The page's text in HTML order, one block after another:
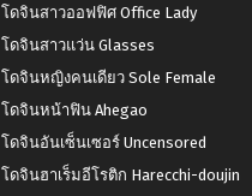
โดจินสาวออฟฟิศ Office Lady
โดจินสาวแว่น Glasses
โดจินหญิงคนเดียว Sole Female
โดจินหน้าฟิน Ahegao
โดจินอันเซ็นเซอร์ Uncensored
โดจินฮาเร็มอีโรติก Harecchi-doujin